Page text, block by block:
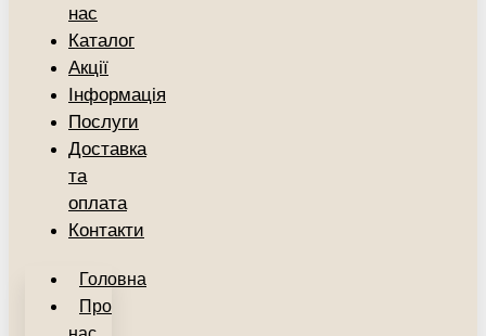
нас
Каталог
Акції
Інформація
Послуги
Доставка
та
оплата
Контакти
Головна
Про